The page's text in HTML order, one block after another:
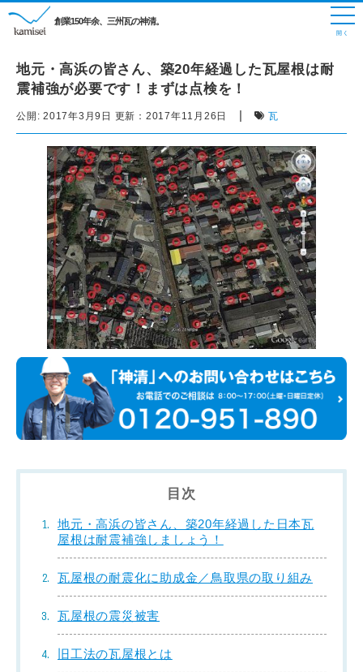
創業150年余、三州瓦の神清。
地元・高浜の皆さん、築20年経過した瓦屋根は耐
震補強が必要です！まずは点検を！
公開: 2017年3月9日 更新： 2017年11月26日 | 瓦
目次
地元・高浜の皆さん、築20年経過した日本瓦
屋根は耐震補強しましょう！
瓦屋根の耐震化に助成金／鳥取県の取り組み
瓦屋根の震災被害
旧工法の瓦屋根とは